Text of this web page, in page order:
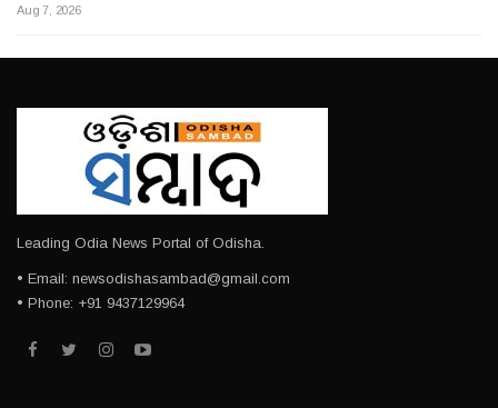
Aug 7, 2026
Leading Odia News Portal of Odisha.
• Email: newsodishasambad@gmail.com
• Phone: +91 9437129964